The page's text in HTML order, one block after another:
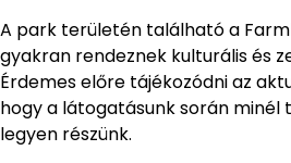
A park területén található a
gyakran rendeznek kulturális és
Érdemes előre tájékozódni az
hogy a látogatásunk során
legyen részünk.